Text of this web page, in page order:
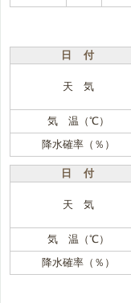
日 付
天 気
気 温（℃）
降水確率（％）
日 付
天 気
気 温（℃）
降水確率（％）